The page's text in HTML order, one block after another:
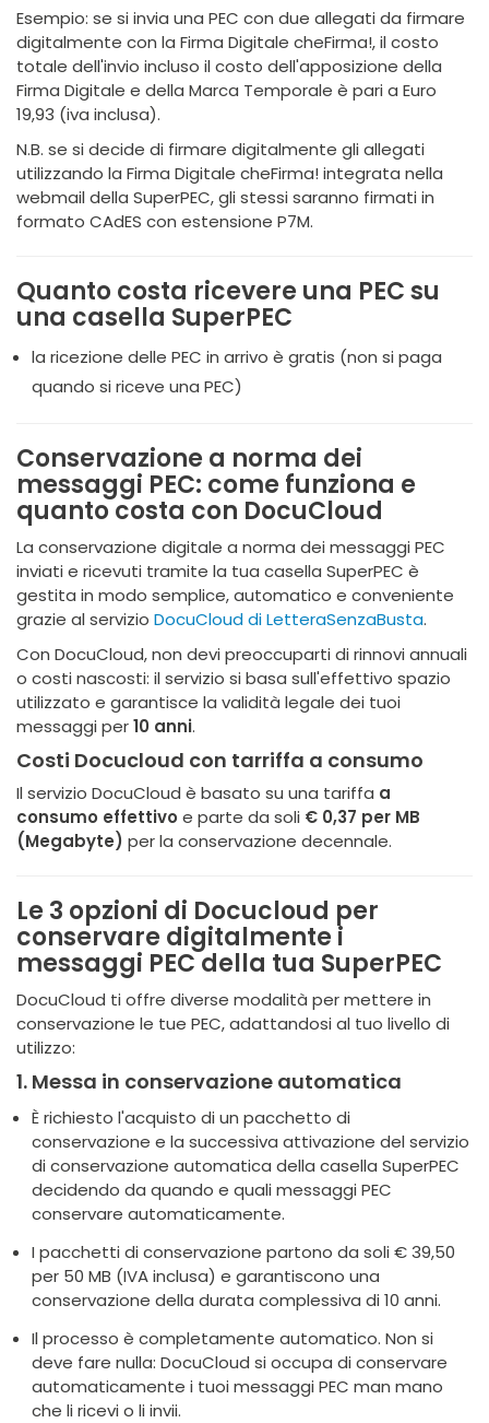
Esempio: se si invia una PEC con due allegati da firmare
digitalmente con la Firma Digitale cheFirma!, il costo
totale dell'invio incluso il costo dell'apposizione della
Firma Digitale e della Marca Temporale è pari a Euro
19,93 (iva inclusa).
N.B. se si decide di firmare digitalmente gli allegati
utilizzando la Firma Digitale cheFirma! integrata nella
webmail della SuperPEC, gli stessi saranno firmati in
formato CAdES con estensione P7M.
Quanto costa ricevere una PEC su
una casella SuperPEC
la ricezione delle PEC in arrivo è gratis (non si paga
quando si riceve una PEC)
Conservazione a norma dei
messaggi PEC: come funziona e
quanto costa con DocuCloud
La conservazione digitale a norma dei messaggi PEC
inviati e ricevuti tramite la tua casella SuperPEC è
gestita in modo semplice, automatico e conveniente
grazie al servizio DocuCloud di LetteraSenzaBusta.
Con DocuCloud, non devi preoccuparti di rinnovi annuali
o costi nascosti: il servizio si basa sull'effettivo spazio
utilizzato e garantisce la validità legale dei tuoi
messaggi per10 anni.
Costi Docucloud con tarriffa a consumo
Il servizio DocuCloud è basato su una tariffa a
consumo effettivo e parte da soli € 0,37 per MB
(Megabyte) per la conservazione decennale.
Le 3 opzioni di Docucloud per
conservare digitalmente i
messaggi PEC della tua SuperPEC
DocuCloud ti offre diverse modalità per mettere in
conservazione le tue PEC, adattandosi al tuo livello di
utilizzo:
1. Messa in conservazione automatica
È richiesto l'acquisto di un pacchetto di
conservazione e la successiva attivazione del servizio
di conservazione automatica della casella SuperPEC
decidendo da quando e quali messaggi PEC
conservare automaticamente.
I pacchetti di conservazione partono da soli € 39,50
per 50 MB (IVA inclusa) e garantiscono una
conservazione della durata complessiva di 10 anni.
Il processo è completamente automatico. Non si
deve fare nulla: DocuCloud si occupa di conservare
automaticamente i tuoi messaggi PEC man mano
che li ricevi o li invii.